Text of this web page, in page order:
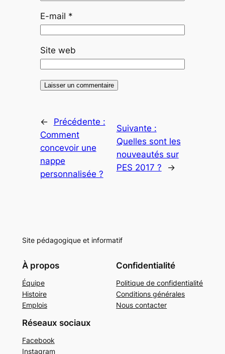
E-mail *
Site web
←
Précédente :
Comment
concevoir une
nappe
personnalisée ?
Suivante :
Quelles sont les
nouveautés sur
PES 2017 ?
→
Site pédagogique et informatif
À propos
Équipe
Histoire
Emplois
Confidentialité
Politique de confidentialité
Conditions générales
Nous contacter
Réseaux sociaux
Facebook
Instagram